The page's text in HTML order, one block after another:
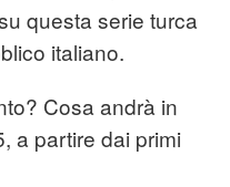
questa serie turca
italiano.
Cosa andrà in
a partire dai primi